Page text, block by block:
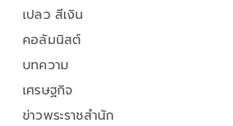
เปลว สีเงิน
คอลัมนิสต์
บทความ
เศรษฐกิจ
ข่าวพระราชสำนัก